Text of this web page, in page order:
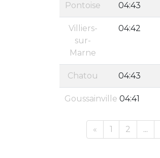
Pontoise 04:43
Villiers-
sur-
Marne
04:42
Chatou 04:43
Goussainville 04:41
« 1 2 ...